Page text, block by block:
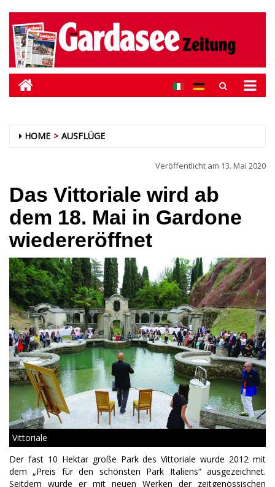
HOME AUSFLÜGE
Veröffentlicht am 13. Mai 2020
Das Vittoriale wird ab
dem 18. Mai in Gardone
wiedereröffnet
Vittoriale
Der fast 10 Hektar große Park des Vittoriale wurde 2012 mit
dem „Preis für den schönsten Park Italiens“ ausgezeichnet.
Seitdem wurde er mit neuen Werken der zeitgenössischen